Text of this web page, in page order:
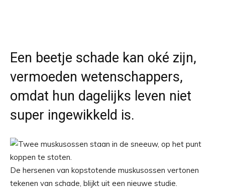
Een beetje schade kan oké zijn,
vermoeden wetenschappers,
omdat hun dagelijks leven niet
super ingewikkeld is.
De hersenen van kopstotende muskusossen vertonen
tekenen van schade, blijkt uit een nieuwe studie.